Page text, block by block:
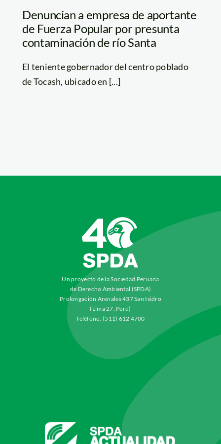
Denuncian a empresa de aportante
de Fuerza Popular por presunta
contaminación de río Santa
El teniente gobernador del centro poblado
de Tocash, ubicado en [...]
Un proyecto de la Sociedad Peruana
de Derecho Ambiental (SPDA)
Prolongación Arenales 437 San Isidro
(Lima 27, Perú)
Teléfono: (511) 612 4700